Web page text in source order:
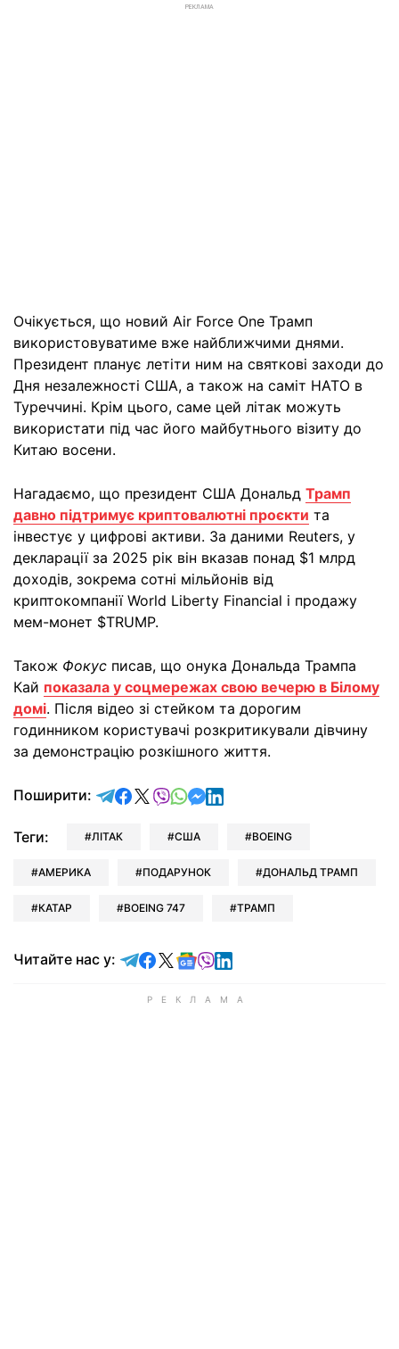
РЕКЛАМА
Очікується, що новий Air Force One Трамп
використовуватиме вже найближчими днями.
Президент планує летіти ним на святкові заходи до
Дня незалежності США, а також на саміт НАТО в
Туреччині. Крім цього, саме цей літак можуть
використати під час його майбутнього візиту до
Китаю восени.
Нагадаємо, що президент США Дональд Трамп
давно підтримує криптовалютні проєкти та
інвестує у цифрові активи. За даними Reuters, у
декларації за 2025 рік він вказав понад $1 млрд
доходів, зокрема сотні мільйонів від
криптокомпанії World Liberty Financial і продажу
мем-монет $TRUMP.
Також Фокус писав, що онука Дональда Трампа
Кай показала у соцмережах свою вечерю в Білому
домі. Після відео зі стейком та дорогим
годинником користувачі розкритикували дівчину
за демонстрацію розкішного життя.
Поширити: відправити у Telegram
поділитись у Facebook
поділитись у X
відправити у Viber
відправити у Whatsapp
відправити у Messenger
відправити у LinkedIn
Теги: ЛІТАК США BOEING
АМЕРИКА ПОДАРУНОК ДОНАЛЬД ТРАМП
КАТАР BOEING 747 ТРАМП
Читайте нас у: Читайте у Telegram
Читайте у Facebook
Читайте у X
Читайте у Google news
Читайте у Viber
Читайте у LinkedIn